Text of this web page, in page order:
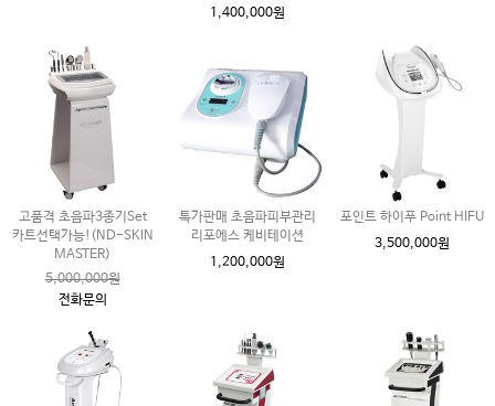
1,400,000원
고품격 초음파3종기Set
카트선택가능!(ND-SKIN
MASTER)
5,000,000원
전화문의
특가판매 초음파피부관리
리포에스 케비테이션
1,200,000원
포인트 하이푸 Point HIFU
3,500,000원